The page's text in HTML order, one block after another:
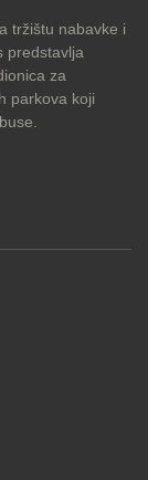
tržištu nabavke i
predstavlja
za
parkova koji